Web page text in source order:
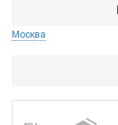
Москва